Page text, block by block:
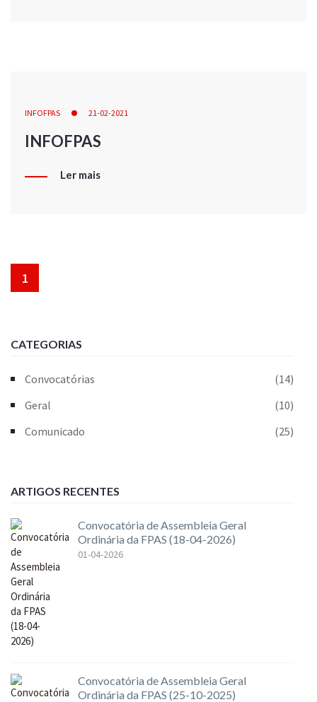
INFOFPAS 21-02-2021
INFOFPAS
Ler mais
1
CATEGORIAS
Convocatórias
(14)
Geral
(10)
Comunicado
(25)
ARTIGOS RECENTES
Convocatória de Assembleia Geral
Ordinária da FPAS (18-04-2026)
01-04-2026
Convocatória de Assembleia Geral
Ordinária da FPAS (25-10-2025)